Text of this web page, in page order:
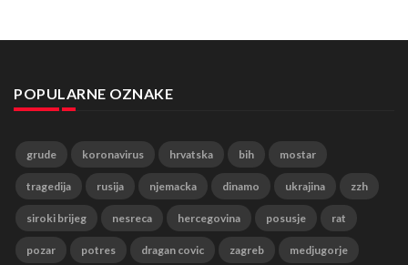
POPULARNE OZNAKE
grude koronavirus hrvatska bih mostar
tragedija rusija njemacka dinamo ukrajina zzh
siroki brijeg nesreca hercegovina posusje rat
pozar potres dragan covic zagreb medjugorje